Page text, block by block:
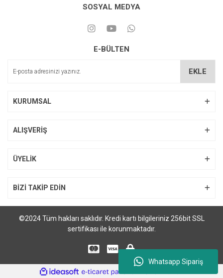
Whatsapp Sipariş
SOSYAL MEDYA
E-BÜLTEN
EKLE
KURUMSAL
ALIŞVERİŞ
ÜYELİK
BİZİ TAKİP EDİN
©2024 Tüm hakları saklıdır. Kredi kartı bilgileriniz 256bit SSL
sertifikası ile korunmaktadır.
ideasoft